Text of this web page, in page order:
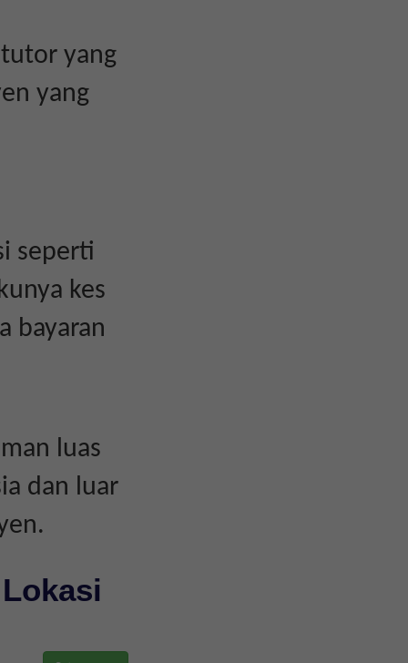
yang
yang
seperti
kes
bayaran
luas
dan luar